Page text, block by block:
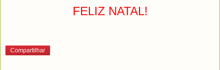
FELIZ NATAL!
Compartilhar